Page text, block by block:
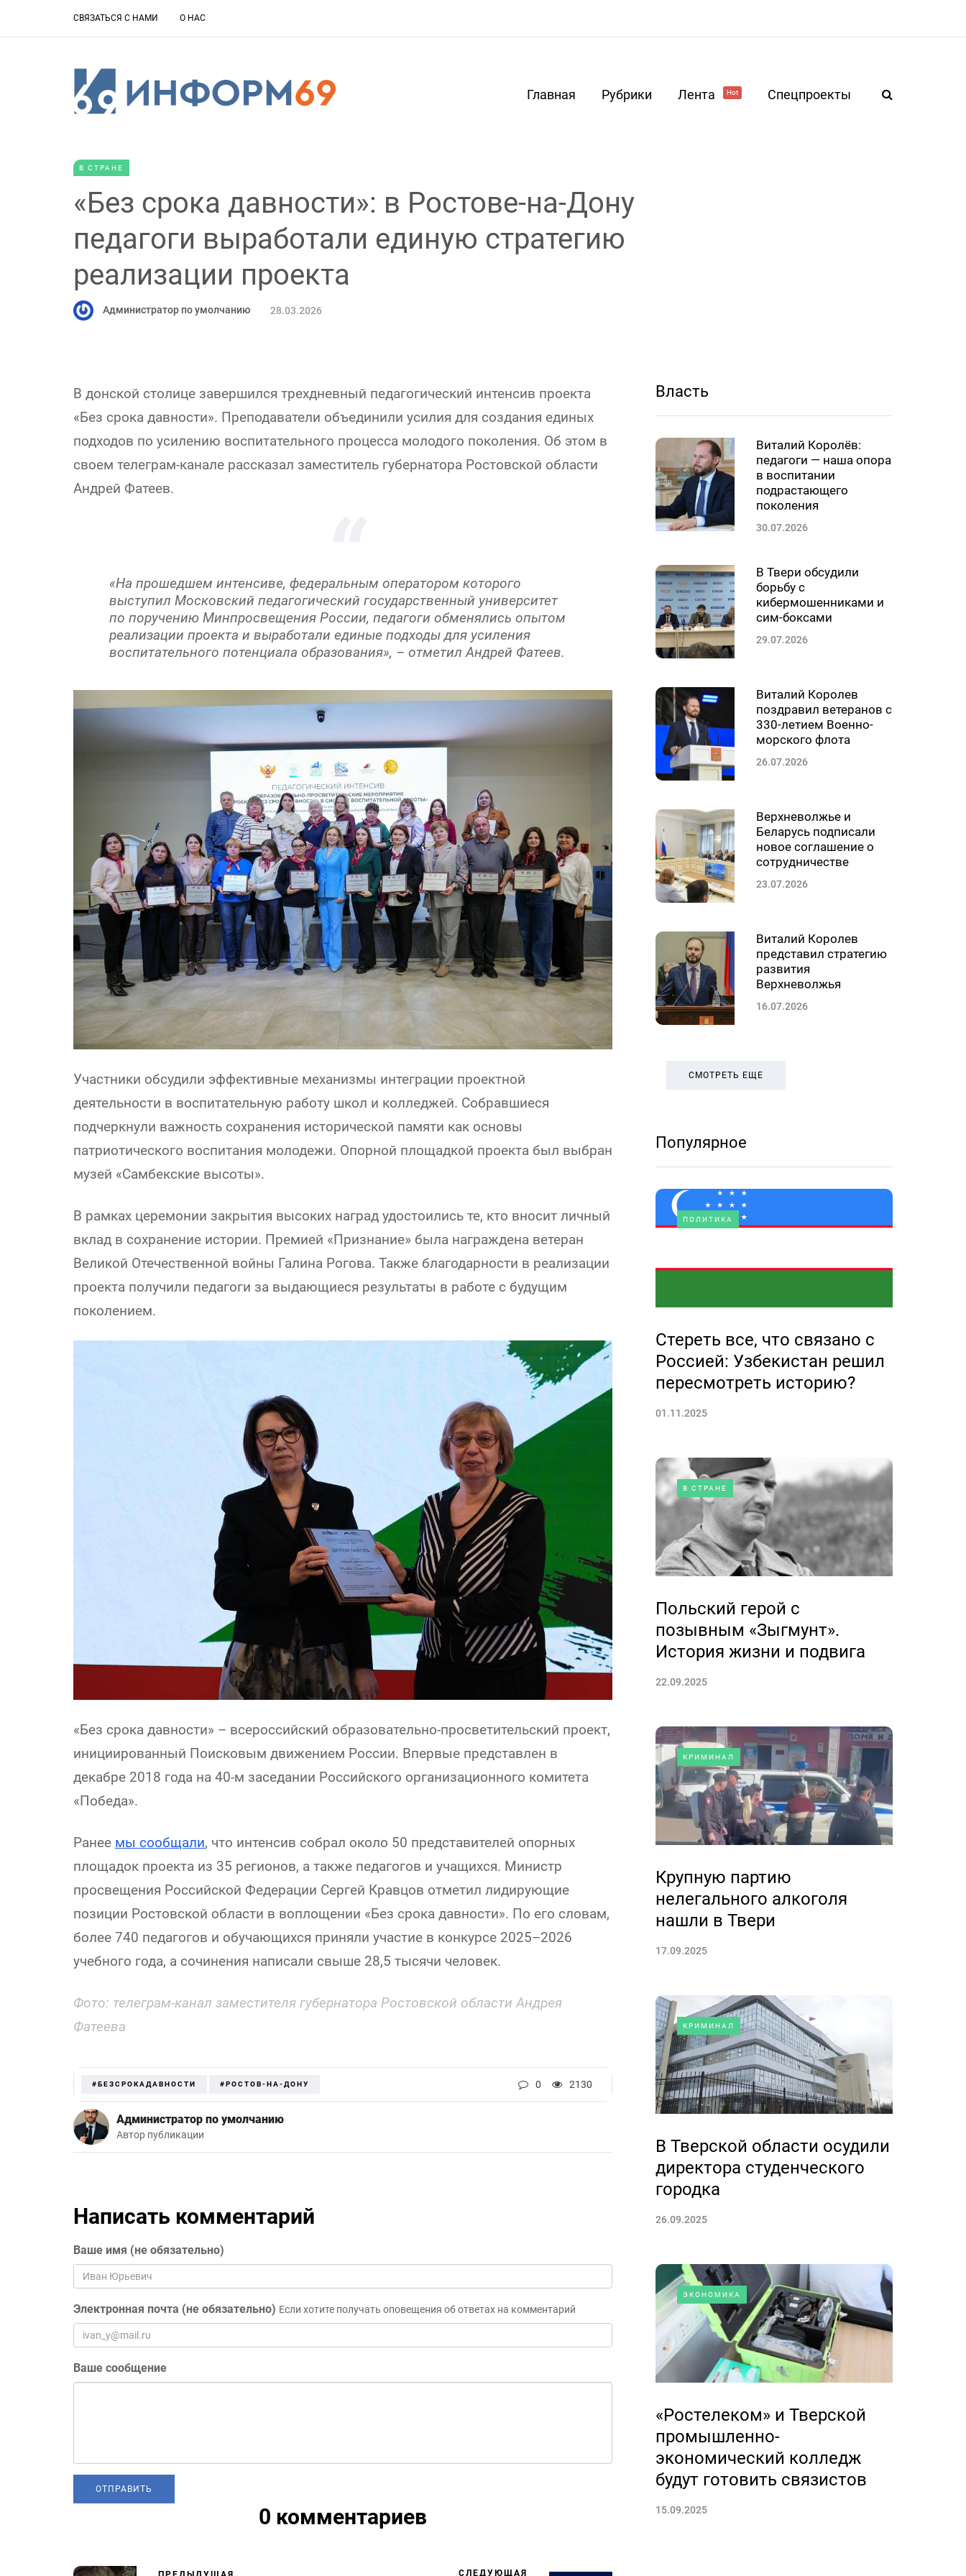
СВЯЗАТЬСЯ С НАМИ О НАС
Главная Рубрики Лента Hot Спецпроекты
В СТРАНЕ
«Без срока давности»: в Ростове-на-Дону
педагоги выработали единую стратегию
реализации проекта
Администратор по умолчанию 28.03.2026
В донской столице завершился трехдневный педагогический интенсив проекта
«Без срока давности». Преподаватели объединили усилия для создания единых
подходов по усилению воспитательного процесса молодого поколения. Об этом в
своем телеграм-канале рассказал заместитель губернатора Ростовской области
Андрей Фатеев.
«На прошедшем интенсиве, федеральным оператором которого
выступил Московский педагогический государственный университет
по поручению Минпросвещения России, педагоги обменялись опытом
реализации проекта и выработали единые подходы для усиления
воспитательного потенциала образования», – отметил Андрей Фатеев.
Участники обсудили эффективные механизмы интеграции проектной
деятельности в воспитательную работу школ и колледжей. Собравшиеся
подчеркнули важность сохранения исторической памяти как основы
патриотического воспитания молодежи. Опорной площадкой проекта был выбран
музей «Самбекские высоты».
В рамках церемонии закрытия высоких наград удостоились те, кто вносит личный
вклад в сохранение истории. Премией «Признание» была награждена ветеран
Великой Отечественной войны Галина Рогова. Также благодарности в реализации
проекта получили педагоги за выдающиеся результаты в работе с будущим
поколением.
«Без срока давности» – всероссийский образовательно-просветительский проект,
инициированный Поисковым движением России. Впервые представлен в
декабре 2018 года на 40-м заседании Российского организационного комитета
«Победа».
Ранее мы сообщали, что интенсив собрал около 50 представителей опорных
площадок проекта из 35 регионов, а также педагогов и учащихся. Министр
просвещения Российской Федерации Сергей Кравцов отметил лидирующие
позиции Ростовской области в воплощении «Без срока давности». По его словам,
более 740 педагогов и обучающихся приняли участие в конкурсе 2025–2026
учебного года, а сочинения написали свыше 28,5 тысячи человек.
Фото: телеграм-канал заместителя губернатора Ростовской области Андрея
Фатеева
#БЕЗСРОКАДАВНОСТИ #РОСТОВ-НА-ДОНУ 0 2130
Администратор по умолчанию
Автор публикации
Написать комментарий
Ваше имя (не обязательно)
Электронная почта (не обязательно) Если хотите получать оповещения об ответах на комментарий
Ваше сообщение
0 комментариев
СЛЕДУЮЩАЯ
Власть
Виталий Королёв:
педагоги — наша опора
в воспитании
подрастающего
поколения
30.07.2026
В Твери обсудили
борьбу с
кибермошенниками и
сим-боксами
29.07.2026
Виталий Королев
поздравил ветеранов с
330-летием Военно-
морского флота
26.07.2026
Верхневолжье и
Беларусь подписали
новое соглашение о
сотрудничестве
23.07.2026
Виталий Королев
представил стратегию
развития
Верхневолжья
16.07.2026
СМОТРЕТЬ ЕЩЕ
Популярное
ПОЛИТИКА
Стереть все, что связано с
Россией: Узбекистан решил
пересмотреть историю?
01.11.2025
В СТРАНЕ
Польский герой с
позывным «Зыгмунт».
История жизни и подвига
22.09.2025
КРИМИНАЛ
Крупную партию
нелегального алкоголя
нашли в Твери
17.09.2025
КРИМИНАЛ
В Тверской области осудили
директора студенческого
городка
26.09.2025
ЭКОНОМИКА
«Ростелеком» и Тверской
промышленно-
экономический колледж
будут готовить связистов
15.09.2025